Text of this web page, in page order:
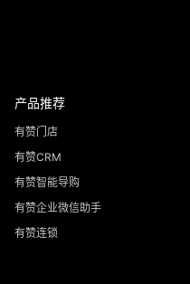
产品推荐
有赞门店
有赞CRM
有赞智能导购
有赞企业微信助手
有赞连锁